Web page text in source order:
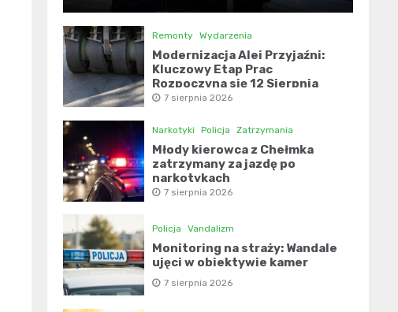
Remonty Wydarzenia
Modernizacja Alei Przyjaźni:
Kluczowy Etap Prac
Rozpoczyna się 12 Sierpnia
7 sierpnia 2026
Narkotyki Policja Zatrzymania
Młody kierowca z Chełmka
zatrzymany za jazdę po
narkotykach
7 sierpnia 2026
Policja Vandalizm
Monitoring na straży: Wandale
ujęci w obiektywie kamer
7 sierpnia 2026